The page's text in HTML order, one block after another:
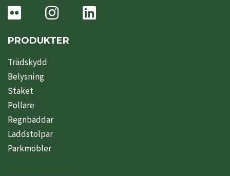
PRODUKTER
Trädskydd
Belysning
Staket
Pollare
Regnbäddar
Laddstolpar
Parkmöbler